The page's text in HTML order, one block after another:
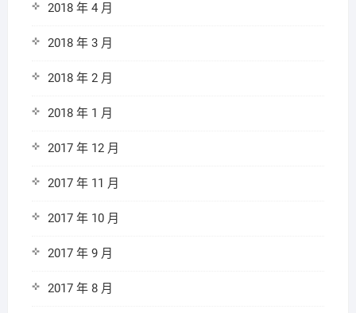
2018 年 4 月
2018 年 3 月
2018 年 2 月
2018 年 1 月
2017 年 12 月
2017 年 11 月
2017 年 10 月
2017 年 9 月
2017 年 8 月